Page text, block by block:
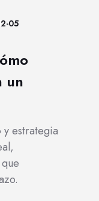
05
un
estrategia